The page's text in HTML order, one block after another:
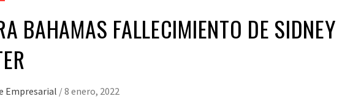
BAHAMAS FALLECIMIENTO DE SIDNEY
Empresarial /8 enero, 2022